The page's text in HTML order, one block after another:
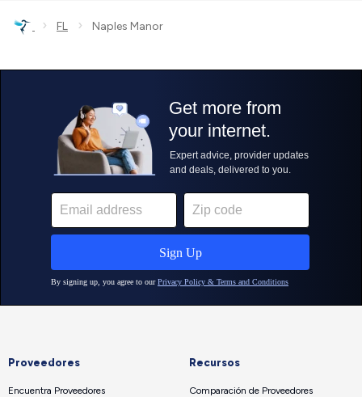
› FL › Naples Manor
Proveedores
Encuentra Proveedores
Recursos
Comparación de Proveedores